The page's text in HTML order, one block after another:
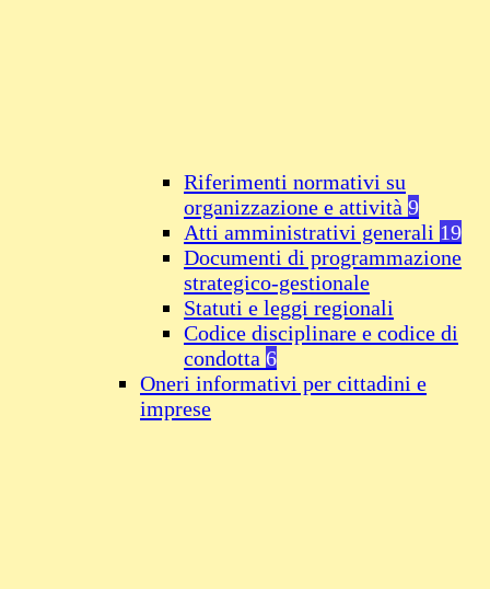
Riferimenti normativi su
organizzazione e attività 9
Atti amministrativi generali 19
Documenti di programmazione
strategico-gestionale
Statuti e leggi regionali
Codice disciplinare e codice di
condotta 6
Oneri informativi per cittadini e
imprese